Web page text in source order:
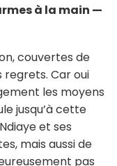
à la main —
couvertes de
regrets. Car oui
les moyens
jusqu’à cette
et ses
mais aussi de
pas